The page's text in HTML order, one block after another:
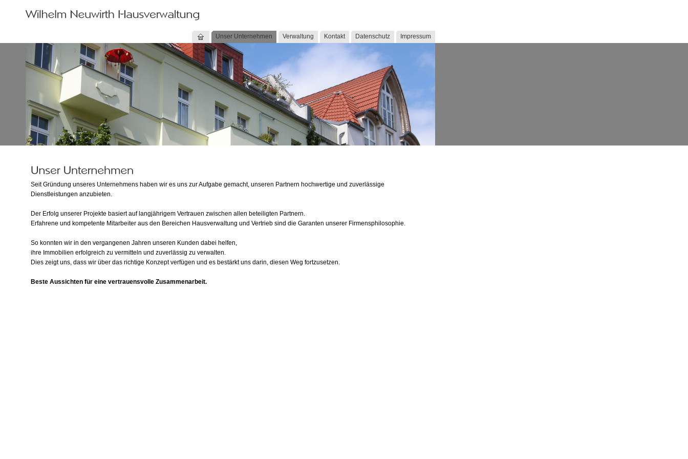
Unser Unternehmen Verwaltung Kontakt Datenschutz Impressum
Seit Gründung unseres Unternehmens haben wir es uns zur Aufgabe gemacht, unseren Partnern hochwertige und zuverlässige
Dienstleistungen anzubieten.
Der Erfolg unserer Projekte basiert auf langjährigem Vertrauen zwischen allen beteiligten Partnern.
Erfahrene und kompetente Mitarbeiter aus den Bereichen Hausverwaltung und Vertrieb sind die Garanten unserer Firmensphilosophie.
So konnten wir in den vergangenen Jahren unseren Kunden dabei helfen,
ihre Immobilien erfolgreich zu vermitteln und zuverlässig zu verwalten.
Dies zeigt uns, dass wir über das richtige Konzept verfügen und es bestärkt uns darin, diesen Weg fortzusetzen.
Beste Aussichten für eine vertrauensvolle Zusammenarbeit.